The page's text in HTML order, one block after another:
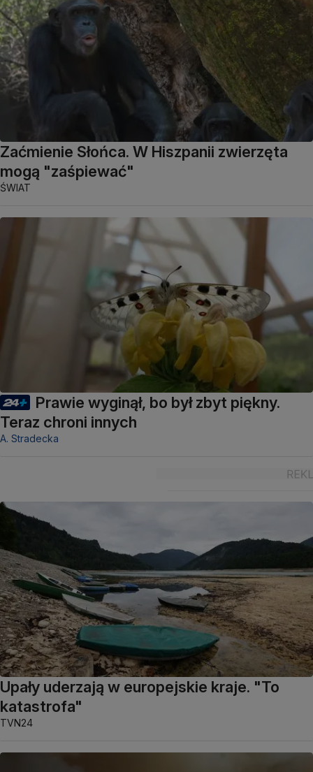
Zaćmienie Słońca. W Hiszpanii zwierzęta
mogą "zaśpiewać"
ŚWIAT
Prawie wyginął, bo był zbyt piękny.
Teraz chroni innych
A. Stradecka
Upały uderzają w europejskie kraje. "To
katastrofa"
TVN24